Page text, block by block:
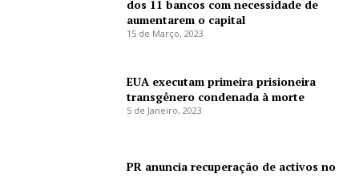
dos 11 bancos com necessidade de
aumentarem o capital
15 de Março, 2023
EUA executam primeira prisioneira
transgênero condenada à morte
5 de Janeiro, 2023
PR anuncia recuperação de activos no